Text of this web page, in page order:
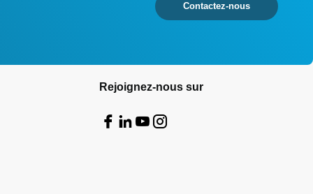
Contactez-nous
Rejoignez-nous sur